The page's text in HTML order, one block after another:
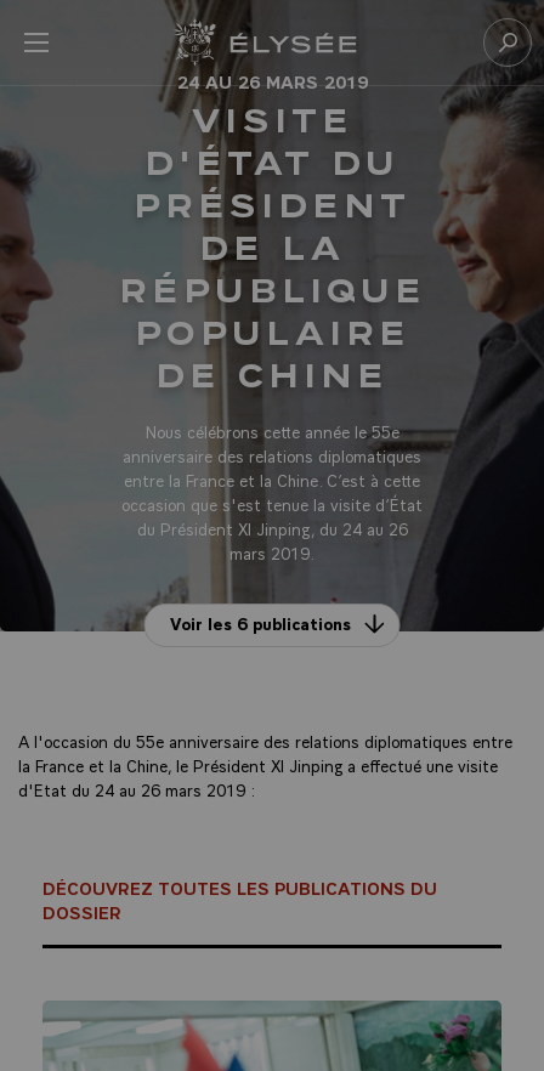
menu Retour à l’accueil Élysée
24 AU 26 MARS 2019
VISITE
D'ÉTAT DU
PRÉSIDENT
DE LA
RÉPUBLIQUE
POPULAIRE
DE CHINE
Nous célébrons cette année le 55e
anniversaire des relations diplomatiques
entre la France et la Chine. C’est à cette
occasion que s'est tenue la visite d’État
du Président XI Jinping, du 24 au 26
mars 2019.
Voir les 6 publications
A l'occasion du 55e anniversaire des relations diplomatiques entre
la France et la Chine, le Président XI Jinping a effectué une visite
d'Etat du 24 au 26 mars 2019 :
DÉCOUVREZ TOUTES LES PUBLICATIONS DU
DOSSIER
Panneau de gestion des cookies